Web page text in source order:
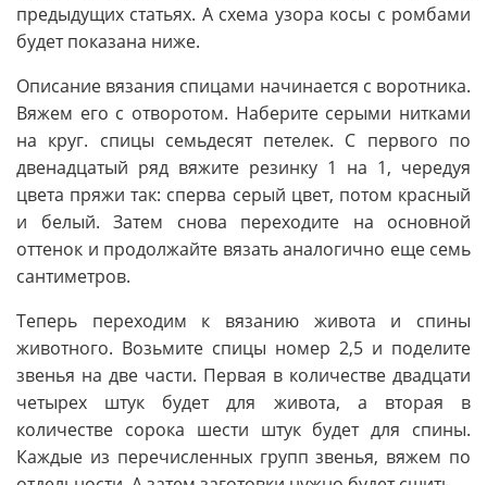
предыдущих статьях. А схема узора косы с ромбами
будет показана ниже.
Описание вязания спицами начинается с воротника.
Вяжем его с отворотом. Наберите серыми нитками
на круг. спицы семьдесят петелек. С первого по
двенадцатый ряд вяжите резинку 1 на 1, чередуя
цвета пряжи так: сперва серый цвет, потом красный
и белый. Затем снова переходите на основной
оттенок и продолжайте вязать аналогично еще семь
сантиметров.
Теперь переходим к вязанию живота и спины
животного. Возьмите спицы номер 2,5 и поделите
звенья на две части. Первая в количестве двадцати
четырех штук будет для живота, а вторая в
количестве сорока шести штук будет для спины.
Каждые из перечисленных групп звенья, вяжем по